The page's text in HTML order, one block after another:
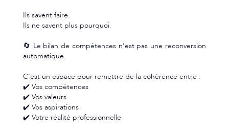
Ils savent faire.
Ils ne savent plus pourquoi.
🔄 Le bilan de compétences n’est pas une reconversion
automatique.
C’est un espace pour remettre de la cohérence entre :
✔️ Vos compétences
✔️ Vos valeurs
✔️ Vos aspirations
✔️ Votre réalité professionnelle